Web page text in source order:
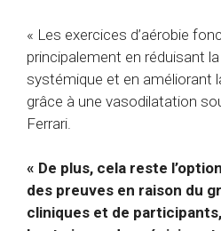
« Les exercices d’aérobie
principalement en réduisant
systémique et en améliorant
grâce à une vasodilatation
Ferrari.
« De plus, cela reste
des preuves en raison du
cliniques et de